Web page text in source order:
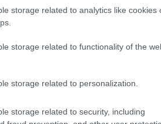
storage related to analytics like cookies
storage related to functionality of the
storage related to personalization.
storage related to security, including